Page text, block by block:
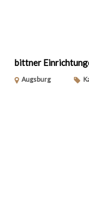
bittner
Augsburg